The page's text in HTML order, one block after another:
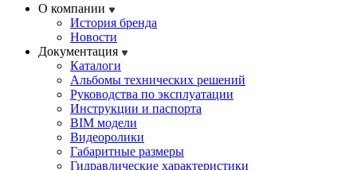
О компании
История бренда
Новости
Документация
Каталоги
Альбомы технических решений
Руководства по эксплуатации
Инструкции и паспорта
BIM модели
Видеоролики
Габаритные размеры
Гидравлические характеристики